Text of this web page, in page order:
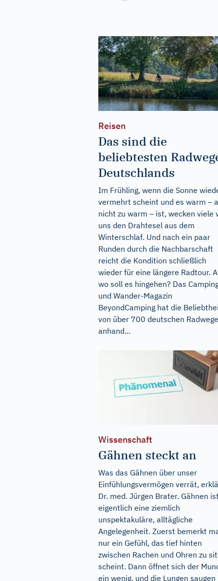
Reisen
Das sind die
beliebtesten
Deutschlands
Im Frühling, wenn die Sonne
vermehrt scheint und es warm –
nicht zu warm – ist, wecken viele
uns den Drahtesel aus dem
Winterschlaf. Und nach ein paar
Runden durch die Nachbarschaft
reicht die Kondition schließlich
wieder für eine längere Radtour.
wo soll es hingehen? Das
und Wander-Magazin
BeyondCamping hat die
von über 700 deutschen
anhand...
Wissenschaft
Gähnen steckt an
Was das Gähnen über unser
Einfühlungsvermögen verrät,
Dr. med. Jürgen Brater. Gähnen ist
eigentlich eine ziemlich
unspektakuläre, alltägliche
Angelegenheit. Zuerst bemerkt
nur ein Gefühl, das tief hinten
zwischen Rachen und Ohren zu
scheint. Dann öffnet sich der
ein wenig, und die Lungen saugen